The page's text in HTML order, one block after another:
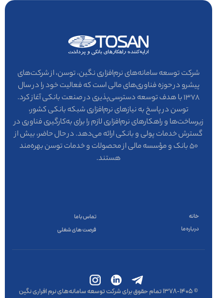
شرکت توسعه سامانه‌های نرم‌افزاری نگین، توسن، از شرکت‌های
پیشرو در حوزه فناوری‌های مالی است که فعالیت خود را در سال
۱۳۷۸ با هدف توسعه دسترسی‌پذیری در صنعت بانکی آغاز کرد.
توسن در پاسخ به نیازهای نرم‌افزاری شبکه بانکی کشور،
زیرساخت‌ها و راهکارهای نرم‌افزاری لازم را برای به‌کارگیری فناوری در
گسترش خدمات پولی و بانکی ارائه می‌دهد. در حال حاضر، بیش از
۵۰ بانک و مؤسسه مالی از محصولات و خدمات توسن بهره‌مند
هستند.
خانه
درباره ما
تماس با ما
فرصت های شغلی
© ۱۳۷۸-1405 تمام حقوق برای شرکت توسعه سامانه‌های نرم افراری نگین